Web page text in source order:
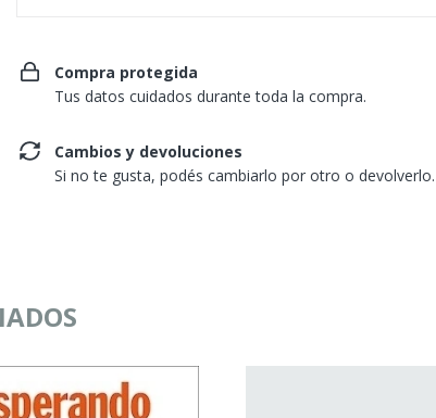
Compra protegida
Tus datos cuidados durante toda la compra.
Cambios y devoluciones
Si no te gusta, podés cambiarlo por otro o devolverlo.